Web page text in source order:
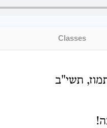
Classes
תשי"ב